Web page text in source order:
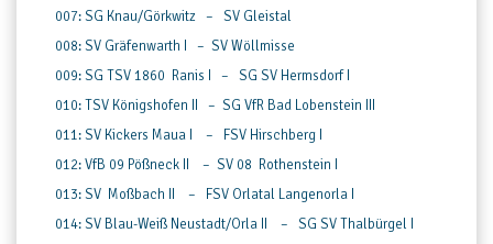
007: SG Knau/Görkwitz – SV Gleistal
008: SV Gräfenwarth I – SV Wöllmisse
009: SG TSV 1860 Ranis I – SG SV Hermsdorf I
010: TSV Königshofen II – SG VfR Bad Lobenstein III
011: SV Kickers Maua I – FSV Hirschberg I
012: VfB 09 Pößneck II – SV 08 Rothenstein I
013: SV Moßbach II – FSV Orlatal Langenorla I
014: SV Blau-Weiß Neustadt/Orla II – SG SV Thalbürgel I